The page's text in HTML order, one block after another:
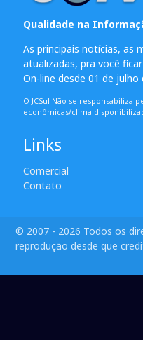
Qualidade na
As principais notícias, as
atualizadas, pra você
On-line desde 01 de julho
O JCSul Não se responsabiliza
econômicas/clima
Links
Comercial
Contato
© 2007 - 2026 Todos os
reprodução desde que